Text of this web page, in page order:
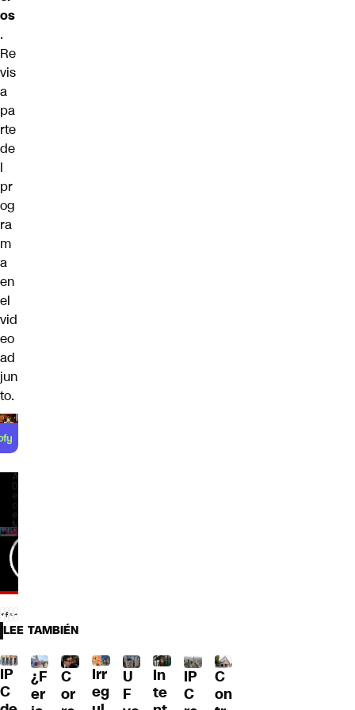
os
.
Re
vis
a
pa
rte
de
l
pr
og
ra
m
a
en
el
vid
eo
ad
jun
to.
LEE TAMBIÉN
IP
C
¿F
er
C
or
Irr
eg
U
F
In
te
IP
C
C
on